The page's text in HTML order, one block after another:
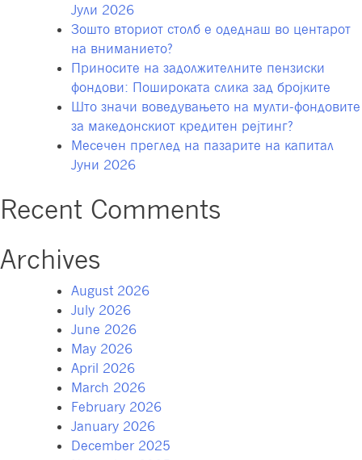
Јули 2026
Зошто вториот столб е одеднаш во центарот
на вниманието?
Приносите на задолжителните пензиски
фондови: Пошироката слика зад бројките
Што значи воведувањето на мулти-фондовите
за македонскиот кредитен рејтинг?
Месечен преглед на пазарите на капитал
Јуни 2026
Recent Comments
Archives
August 2026
July 2026
June 2026
May 2026
April 2026
March 2026
February 2026
January 2026
December 2025